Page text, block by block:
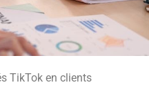
TikTok en clients